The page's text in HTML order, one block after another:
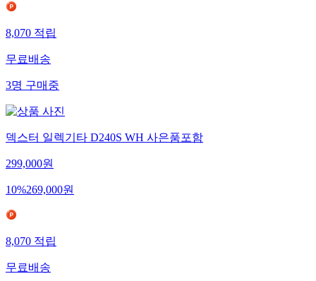
8,070적립
무료배송
3명구매중
덱스터 일렉기타 D240S WH 사은품포함
299,000원
10%269,000원
8,070적립
무료배송